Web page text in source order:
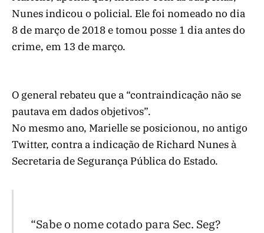
Nunes indicou o policial. Ele foi nomeado no dia
8 de março de 2018 e tomou posse 1 dia antes do
crime, em 13 de março.
O general rebateu que a “contraindicação não se
pautava em dados objetivos”.
No mesmo ano, Marielle se posicionou, no antigo
Twitter, contra a indicação de Richard Nunes à
Secretaria de Segurança Pública do Estado.
“Sabe o nome cotado para Sec. Seg?